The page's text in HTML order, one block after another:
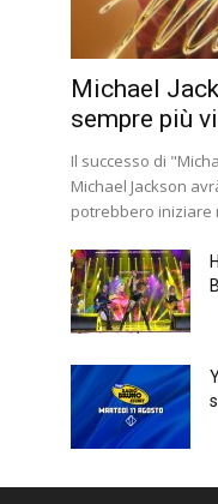
Michael
sempre più
Il successo di
Michael Jackson
potrebbero iniziare